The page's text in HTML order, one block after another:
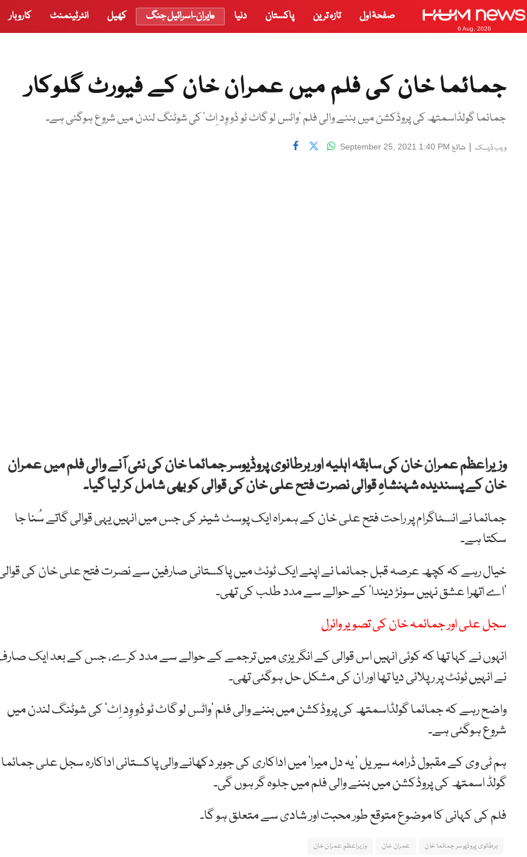
6 Aug, 2026
صفحۂ اول تازہ ترین پاکستان دنیا ایران-اسرائیل جنگ کھیل انٹرٹینمنٹ کاروبار
جمائما خان کی فلم میں عمران خان کے فیورٹ گلوکار
جمائما گولڈاسمتھ کی پروڈکشن میں بننے والی فلم ’واٹس لو گاٹ ٹو ڈو وِد اِٹ‘ کی شوٹنگ لندن میں شروع ہوگئی ہے۔
ویب ڈیسک | شائع September 25, 2021 1:40 PM
وزیراعظم عمران خان کی سابقہ اہلیہ اور برطانوی پروڈیوسر جمائما خان کی نئی آنے والی فلم میں عمران
خان کے پسندیدہ شہنشاہِ قوالی نصرت فتح علی خان کی قوالی کو بھی شامل کر لیا گیا۔
جمائما نے انسٹاگرام پر راحت فتح علی خان کے ہمراہ ایک پوسٹ شیئر کی جس میں انہیں یہی قوالی گاتے سُنا جا
سکتا ہے۔
خیال رہے کہ کچھ عرصہ قبل جمائما نے اپنے ایک ٹوئٹ میں پاکستانی صارفین سے نصرت فتح علی خان کی
’اے اتھرا عشق نہیں سونڑ دیندا‘ کے حوالے سے مدد طلب کی تھی۔
سجل علی اور جمائمہ خان کی تصویر وائرل
انہوں نے کہا تھا کہ کوئی انہیں اس قوالی کے انگریزی میں ترجمے کے حوالے سے مدد کرے، جس کے بعد ایک
نے انہیں ٹوئٹ پر رپلائی دیا تھا اور ان کی مشکل حل ہوگئی تھی۔
واضح رہے کہ جمائما گولڈاسمتھ کی پروڈکشن میں بننے والی فلم ’واٹس لو گاٹ ٹو ڈو وِد اِٹ‘ کی شوٹنگ لندن میں
شروع ہوگئی ہے۔
ہم ٹی وی کے مقبول ڈرامہ سیریل ’ یہ دل میرا‘ میں اداکاری کی جوہر دکھانے والی پاکستانی اداکارہ سجل علی جمائما
گولڈ اسمتھ کی پروڈکشن میں بننے والی فلم میں جلوہ گر ہوں گی۔
فلم کی کہانی کا موضوع متوقع طور محبت اور شادی سے متعلق ہو گا۔
برطانوی پروڈیوسر جمائما خان عمران خان وزیراعظم عمران خان